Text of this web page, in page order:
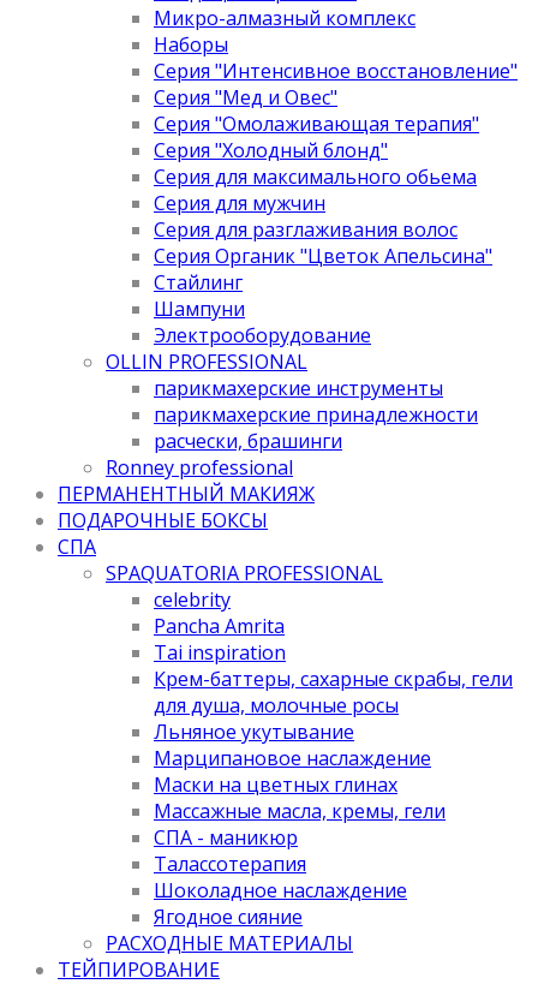
Микро-алмазный комплекс
Наборы
Серия "Интенсивное восстановление"
Серия "Мед и Овес"
Серия "Омолаживающая терапия"
Серия "Холодный блонд"
Серия для максимального обьема
Серия для мужчин
Серия для разглаживания волос
Серия Органик "Цветок Апельсина"
Стайлинг
Шампуни
Электрооборудование
OLLIN PROFESSIONAL
парикмахерские инструменты
парикмахерские принадлежности
расчески, брашинги
Ronney professional
ПЕРМАНЕНТНЫЙ МАКИЯЖ
ПОДАРОЧНЫЕ БОКСЫ
СПА
SPAQUATORIA PROFESSIONAL
celebrity
Pancha Amrita
Tai inspiration
Крем-баттеры, сахарные скрабы, гели
для душа, молочные росы
Льняное укутывание
Марципановое наслаждение
Маски на цветных глинах
Массажные масла, кремы, гели
СПА - маникюр
Талассотерапия
Шоколадное наслаждение
Ягодное сияние
РАСХОДНЫЕ МАТЕРИАЛЫ
ТЕЙПИРОВАНИЕ